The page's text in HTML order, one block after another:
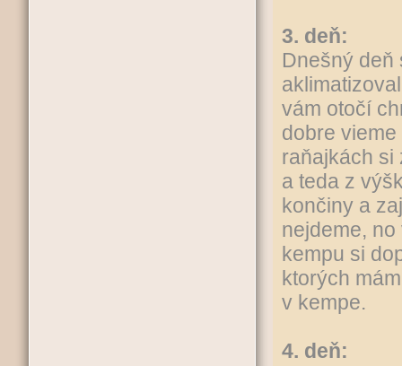
3. deň:
Dnešný deň
vám otočí
dobre
raňajkách si
a teda z
končiny a
nejdeme,
kempu si
ktorých
v kempe.
4. deň: